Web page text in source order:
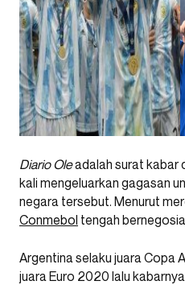
Diario Oleadalah surat kabar
kali mengeluarkan gagasan
negara tersebut. Menurut
Conmebol tengah
Argentina selaku juara Copa
juara Euro 2020 lalu